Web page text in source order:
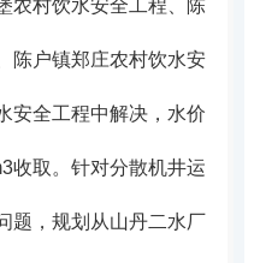
农村饮水安全工程、陈
陈户镇郑庄农村饮水安
安全工程中解决，水价
3收取。针对分散机井运
题，规划从山丹二水厂